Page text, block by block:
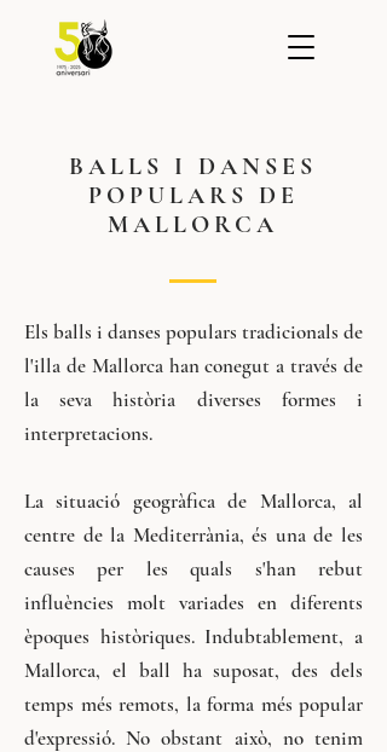
BALLS I DANSES
POPULARS DE
MALLORCA
Els balls i danses populars tradicionals de
l'illa de Mallorca han conegut a través de
la seva història diverses formes i
interpretacions.
La situació geogràfica de Mallorca, al
centre de la Mediterrània, és una de les
causes per les quals s'han rebut
influències molt variades en diferents
èpoques històriques. Indubtablement, a
Mallorca, el ball ha suposat, des dels
temps més remots, la forma més popular
d'expressió. No obstant això, no tenim